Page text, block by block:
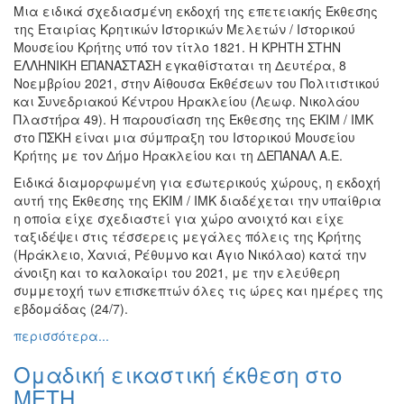
Εκθέσεις
Εκδηλώσεις
για
Παιδιά
Άλλες
Εκδηλώσεις
ΤΟΠΟΣ
ΜΑΣ
ΔΗΜΟΣ
ΠΟΛΙΤΙΣΜΟΣ
ΑΝΘΕΚΤΙΚΗ
ΠΟΛΗ
Μια ειδικά σχεδιασμένη εκδοχή της επετειακής Έκθεσης
της Εταιρίας Κρητικών Ιστορικών Μελετών / Ιστορικού
Μουσείου Κρήτης υπό τον τίτλο 1821. Η ΚΡΗΤΗ ΣΤΗΝ
ΕΛΛΗΝΙΚΗ ΕΠΑΝΑΣΤΑΣΗ εγκαθίσταται τη Δευτέρα, 8
Νοεμβρίου 2021, στην Αίθουσα Εκθέσεων του Πολιτιστικού
και Συνεδριακού Κέντρου Ηρακλείου (Λεωφ. Νικολάου
Πλαστήρα 49). Η παρουσίαση της Έκθεσης της ΕΚΙΜ / ΙΜΚ
στο ΠΣΚΗ είναι μια σύμπραξη του Ιστορικού Μουσείου
Κρήτης με τον Δήμο Ηρακλείου και τη ΔΕΠΑΝΑΛ Α.Ε.
Ειδικά διαμορφωμένη για εσωτερικούς χώρους, η εκδοχή
αυτή της Έκθεσης της ΕΚΙΜ / ΙΜΚ διαδέχεται την υπαίθρια
η οποία είχε σχεδιαστεί για χώρο ανοιχτό και είχε
ταξιδέψει στις τέσσερεις μεγάλες πόλεις της Κρήτης
(Ηράκλειο, Χανιά, Ρέθυμνο και Άγιο Νικόλαο) κατά την
άνοιξη και το καλοκαίρι του 2021, με την ελεύθερη
συμμετοχή των επισκεπτών όλες τις ώρες και ημέρες της
εβδομάδας (24/7).
περισσότερα...
Ομαδική εικαστική έκθεση στο
ΜΕΤΗ